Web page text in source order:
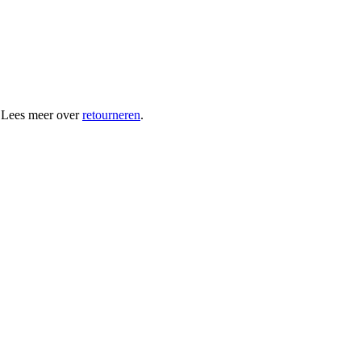
meer overretourneren.